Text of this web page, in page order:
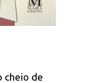
cheio de